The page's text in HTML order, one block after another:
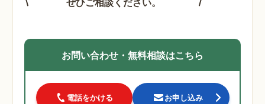
お問い合わせ・無料相談はこちら
電話をかける お申し込み